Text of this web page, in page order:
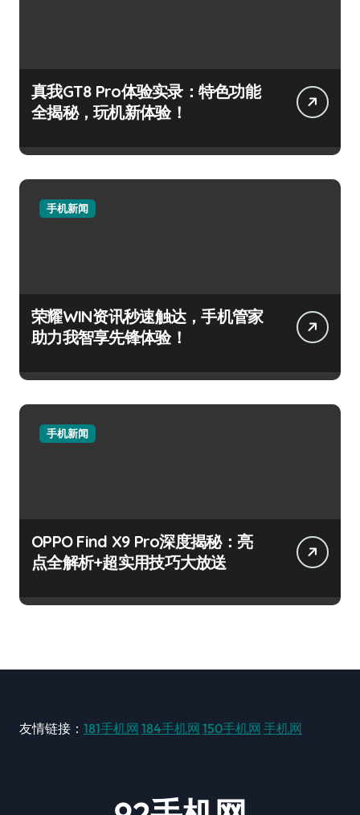
真我GT8 Pro体验实录：特色功能
全揭秘，玩机新体验！
手机新闻
荣耀WIN资讯秒速触达，手机管家
助力我智享先锋体验！
手机新闻
OPPO Find X9 Pro深度揭秘：亮
点全解析+超实用技巧大放送
友情链接： 181手机网 184手机网 150手机网 手机网